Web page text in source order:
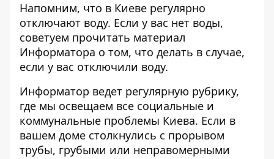
Напомним, что в Киеве регулярно
отключают воду. Если у вас нет воды,
советуем прочитать материал
Информатора о том, что делать в случае,
если у вас отключили воду.
Информатор ведет регулярную рубрику,
где мы освещаем все социальные и
коммунальные проблемы Киева. Если в
вашем доме столкнулись с прорывом
трубы, грубыми или неправомерными